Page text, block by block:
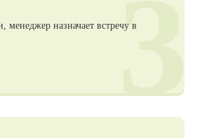
менеджер назначает встречу в3